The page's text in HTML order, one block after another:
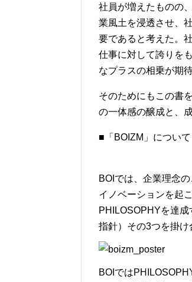
社員が増えたものの
業風土を浸透させ、
要であると考えた。
仕事に対して誇りを
なプラスの相乗が期
そのためにもこの書
の一体感の醸成と、
■「BOIZM」について
BOIでは、企業理念
イノベーションを起
PHILOSOPHYを達
指針）その3つを掛け
BOIでは